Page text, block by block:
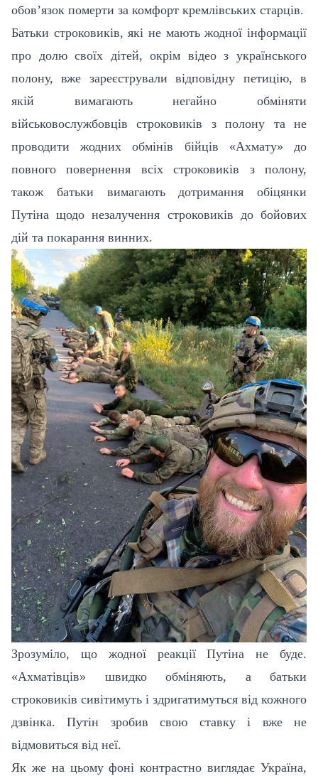
обов’язок померти за комфорт кремлівських старців.
Батьки строковиків, які не мають жодної інформації
про долю своїх дітей, окрім відео з українського
полону, вже зареєстрували відповідну петицію, в
якій вимагають негайно обміняти
військовослужбовців строковиків з полону та не
проводити жодних обмінів бійців «Ахмату» до
повного повернення всіх строковиків з полону,
також батьки вимагають дотримання обіцянки
Путіна щодо незалучення строковиків до бойових
дій та покарання винних.
Зрозуміло, що жодної реакції Путіна не буде.
«Ахматівців» швидко обміняють, а батьки
строковиків сивітимуть і здригатимуться від кожного
дзвінка. Путін зробив свою ставку і вже не
відмовиться від неї.
Як же на цьому фоні контрастно виглядає Україна,